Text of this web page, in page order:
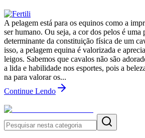
A pelagem está para os equinos como a
ser humano. Ou seja, a cor dos pelos é uma
determinante da constituição física de um
isso, a pelagem equina é valorizada e
leigos. Sabemos que cavalos não são
a lida e habilidade nos esportes, pois a
na para valorar os...
Continue Lendo